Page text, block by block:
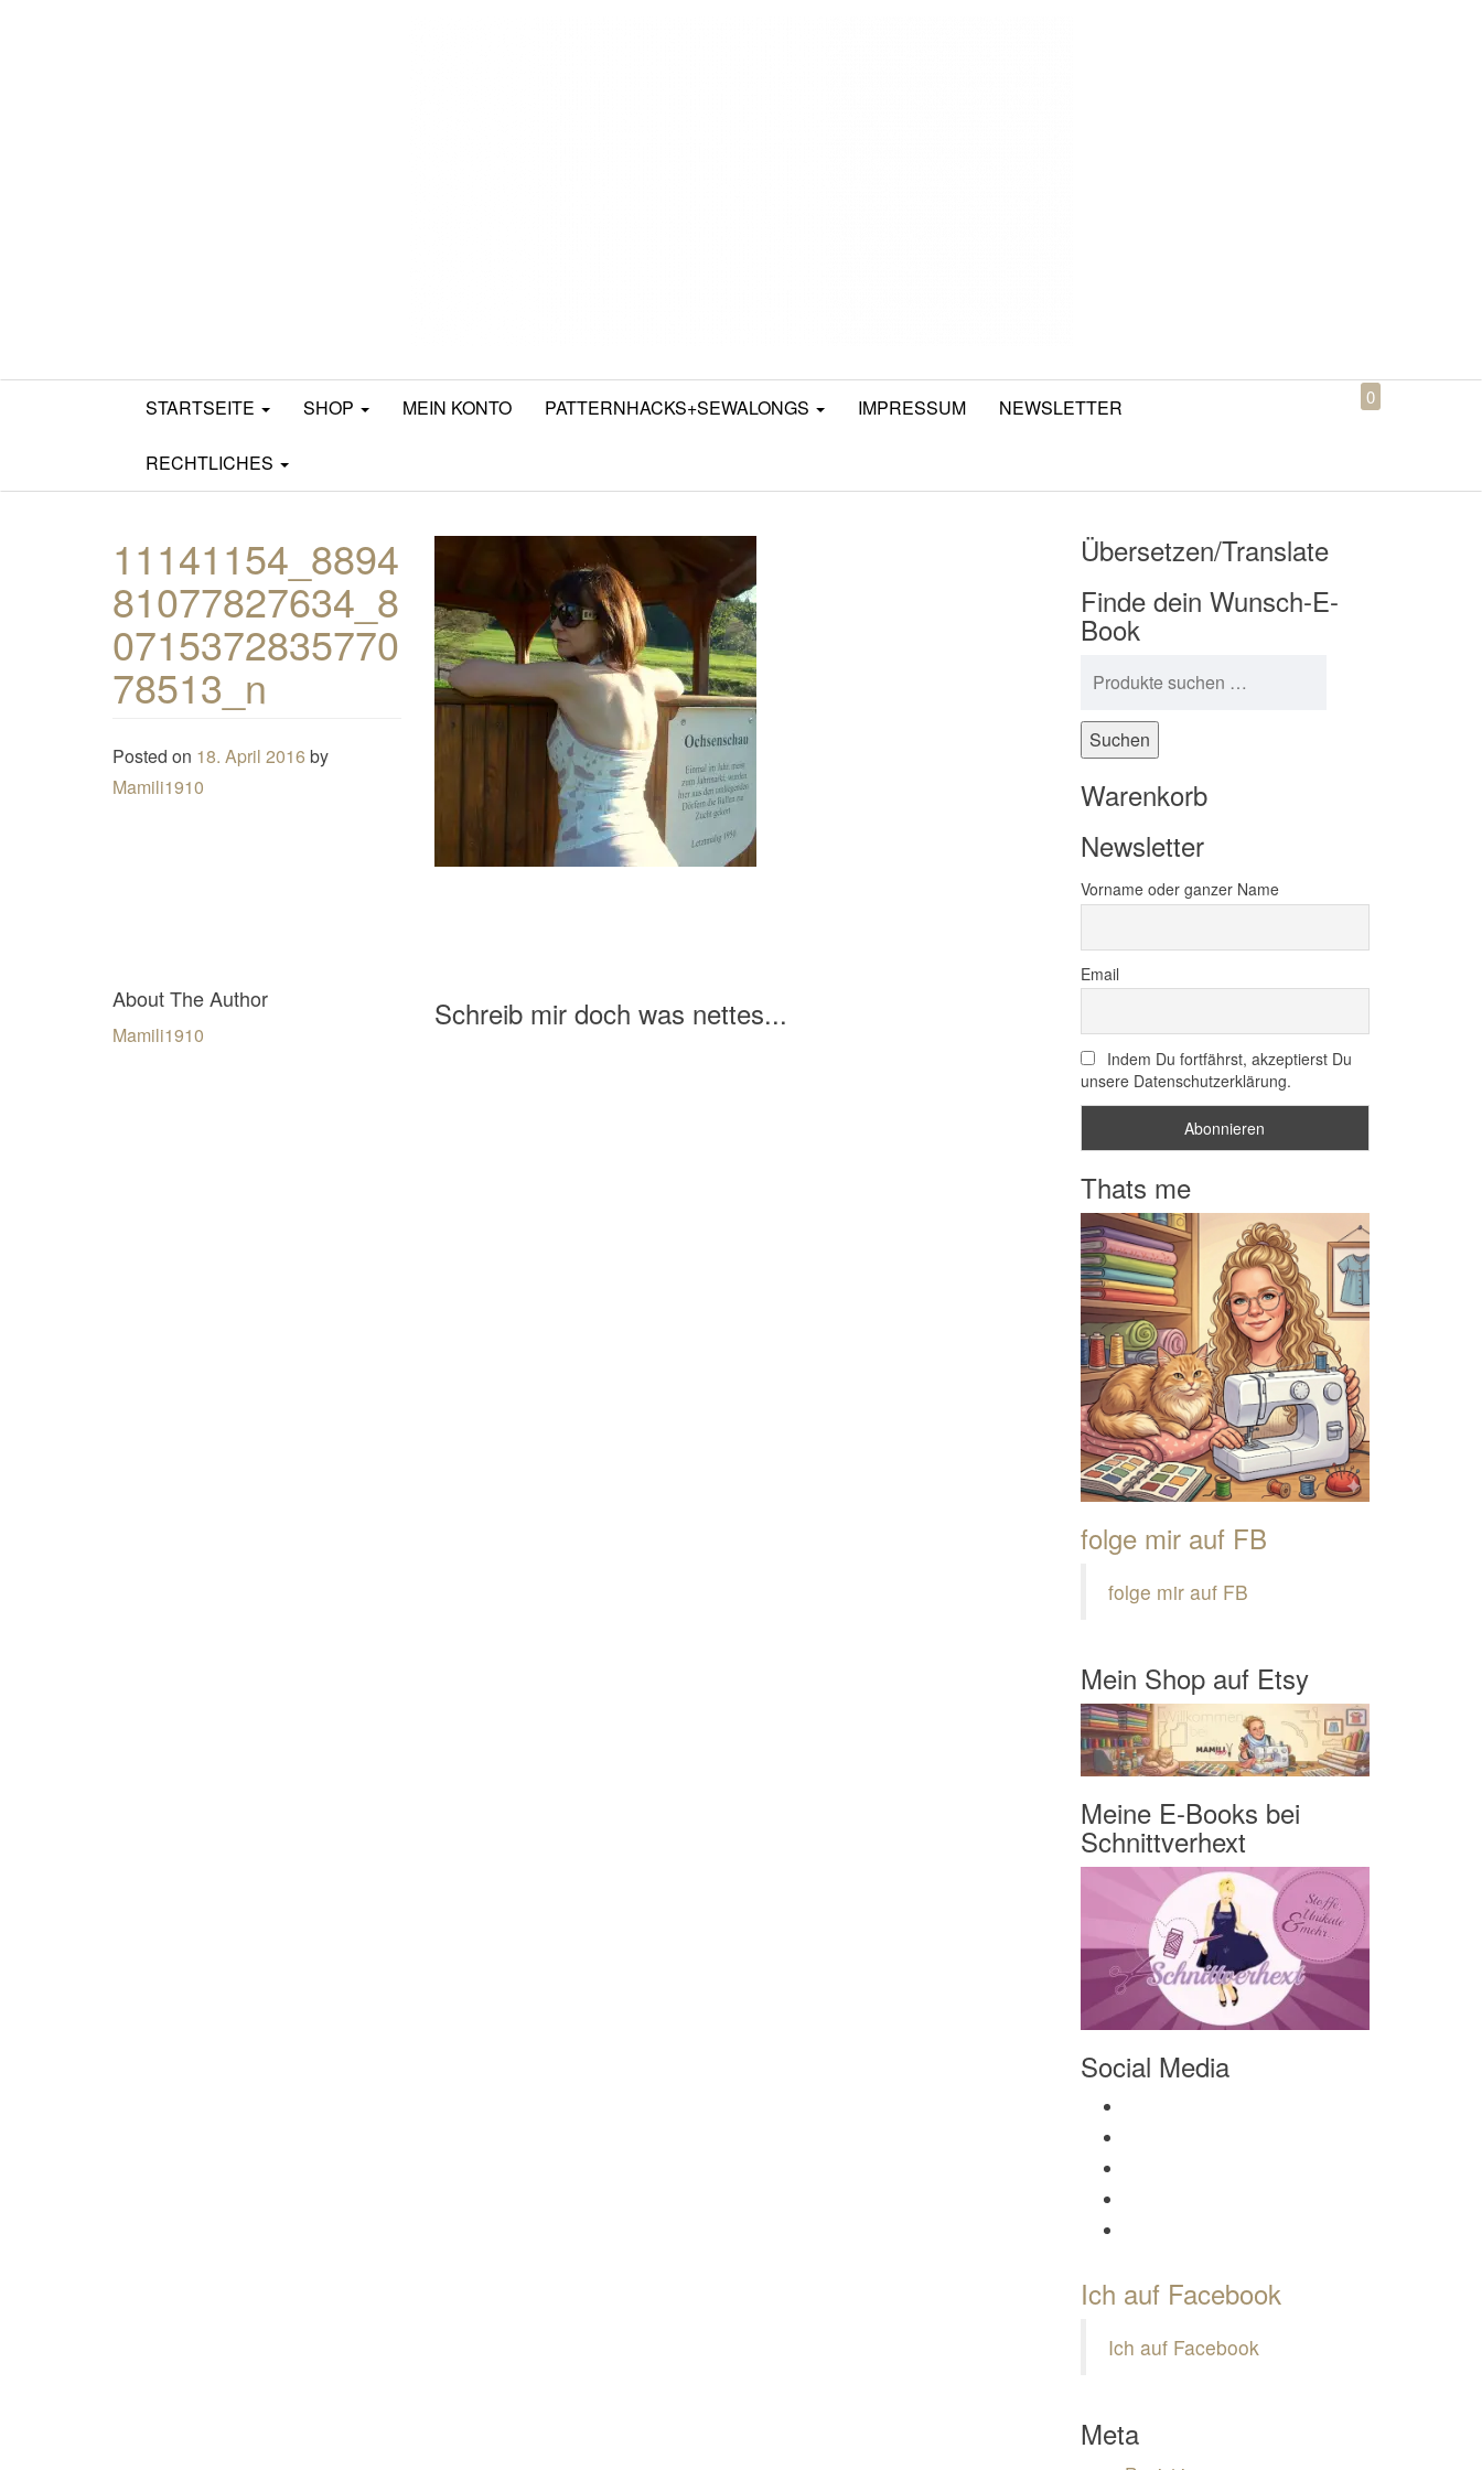
Mamili1910
STARTSEITE SHOP MEIN KONTO PATTERNHACKS+SEWALONGS IMPRESSUM NEWSLETTER
RECHTLICHES
0
11141154_8894
81077827634_8
0715372835770
78513_n
Posted on 18. April 2016 by
Mamili1910
About The Author
Mamili1910
Schreib mir doch was nettes...
Übersetzen/Translate
Finde dein Wunsch-E-
Book
Suchen
Warenkorb
Newsletter
Vorname oder ganzer Name
Email
Indem Du fortfährst, akzeptierst Du
unsere Datenschutzerklärung.
Thats me
folge mir auf FB
folge mir auf FB
Mein Shop auf Etsy
Meine E-Books bei
Schnittverhext
Social Media
Ich auf Facebook
Ich auf Facebook
Meta